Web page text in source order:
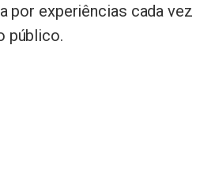
por experiências cada vez
público.